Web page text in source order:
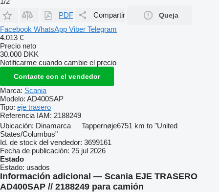
PDF
Compartir Queja
Facebook WhatsApp Viber Telegram
4.013 €
Precio neto
30.000 DKK
Notificarme cuando cambie el precio
Contacte con el vendedor
Marca: Scania
Modelo: AD400SAP
Tipo: eje trasero
Referencia IAM: 2188249
Ubicación: Dinamarca Tappernøje6751 km to "United
States/Columbus"
Id. de stock del vendedor: 3699161
Fecha de publicación: 25 jul 2026
Estado
Estado: usados
Información adicional — Scania EJE TRASERO
AD400SAP // 2188249 para camión